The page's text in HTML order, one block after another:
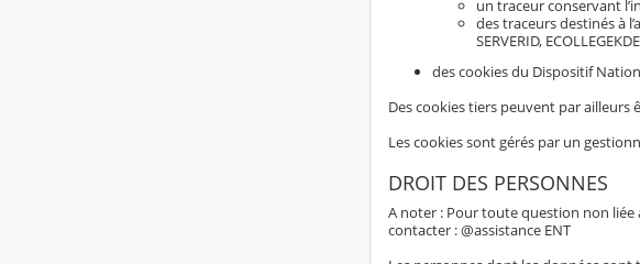
un traceur conservant
des traceurs destinés à
SERVERID,
des cookies du Dispositif
Des cookies tiers peuvent par
Les cookies sont gérés par un
DROIT DES PERSONNES
A noter : Pour toute question non liée
contacter : @assistance ENT